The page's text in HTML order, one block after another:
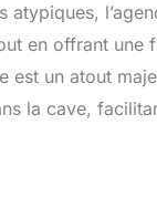
en offrant une
est un atout
la cave,